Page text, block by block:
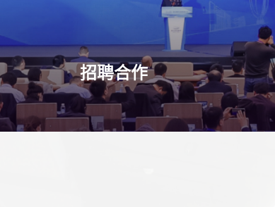
信息服务
院长邮箱
EN
地址：上海市浦东新区海基六路99号创新魔坊三期2号楼
招聘合作